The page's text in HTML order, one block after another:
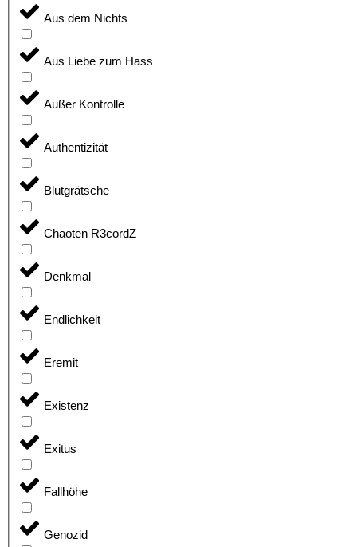
Aus dem Nichts
Aus Liebe zum Hass
Außer Kontrolle
Authentizität
Blutgrätsche
Chaoten R3cordZ
Denkmal
Endlichkeit
Eremit
Existenz
Exitus
Fallhöhe
Genozid